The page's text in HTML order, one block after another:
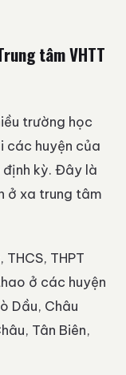
tâm VHTT
trường học
các huyện của
kỳ. Đây là
ở xa trung tâm
THPT
ở các huyện
Dầu, Châu
Tân Biên,